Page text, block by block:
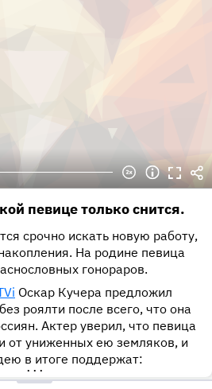
певице только снится.
срочно искать новую работу,
На родине певица
гонораров.
Оскар Кучера предложил
роялти после всего, что она
Актер уверил, что певица
от униженных ею земляков, и
в итоге поддержат:
•••